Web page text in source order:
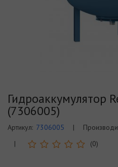
Гидроаккумулятор
(7306005)
Артикул: 7306005 |
|
(0)